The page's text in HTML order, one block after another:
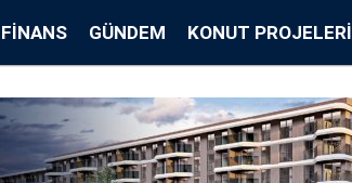
FINANS GÜNDEM KONUT PROJELERI